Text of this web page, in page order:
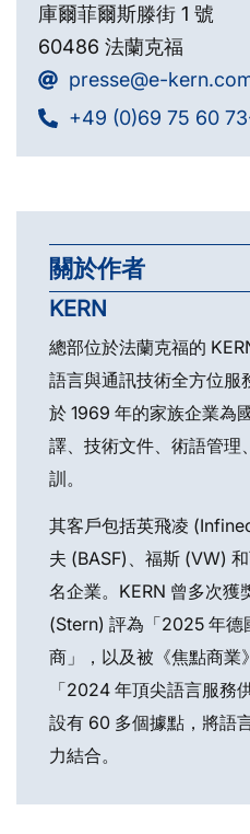
庫爾菲爾斯滕街 1 號
60486 法蘭克福
presse@e-
+49 (0)69 75 60
關於作者
KERN
總部位於法蘭克福的
語言與通訊技術全方位服
於 1969 年的家族企業為
譯、技術文件、術語管理
訓。
其客戶包括英飛凌
夫 (BASF)、福斯 (VW)
名企業。KERN 曾多次獲
(Stern) 評為「2025 年德
商」，以及被《焦點商業
「2024 年頂尖語言服務
設有 60 多個據點，將語
力結合。